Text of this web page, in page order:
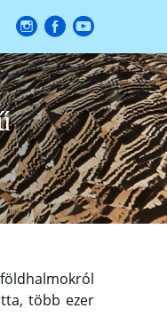
több ezer